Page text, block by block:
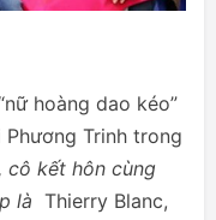
hoàng dao kéo”
Trinh trong
cô kết hôn cùng
là Thierry Blanc,